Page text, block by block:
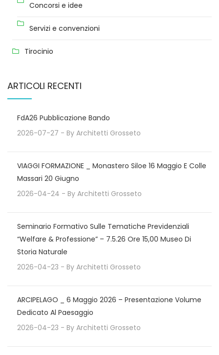
Concorsi e idee
Servizi e convenzioni
Tirocinio
ARTICOLI RECENTI
FdA26 Pubblicazione Bando
2026-07-27 - By Architetti Grosseto
VIAGGI FORMAZIONE _ Monastero Siloe 16 Maggio E Colle
Massari 20 Giugno
2026-04-24 - By Architetti Grosseto
Seminario Formativo Sulle Tematiche Previdenziali
“Welfare & Professione” – 7.5.26 Ore 15,00 Museo Di
Storia Naturale
2026-04-23 - By Architetti Grosseto
ARCIPELAGO _ 6 Maggio 2026 – Presentazione Volume
Dedicato Al Paesaggio
2026-04-23 - By Architetti Grosseto